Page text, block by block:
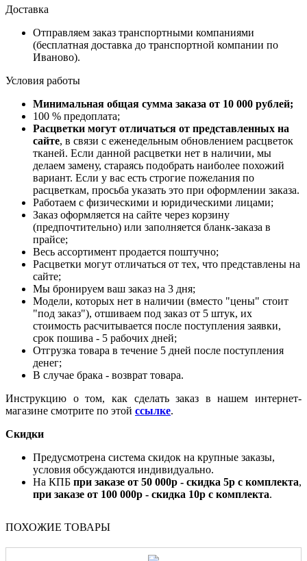
Доставка
Отправляем заказ транспортными компаниями
(бесплатная доставка до транспортной компании по
Иваново).
Условия работы
Минимальная общая сумма заказа от 10 000 рублей;
100 % предоплата;
Расцветки могут отличаться от представленных на
сайте, в связи с еженедельным обновлением расцветок
тканей. Если данной расцветки нет в наличии, мы
делаем замену, стараясь подобрать наиболее похожий
вариант. Если у вас есть строгие пожелания по
расцветкам, просьба указать это при оформлении заказа.
Работаем с физическими и юридическими лицами;
Заказ оформляется на сайте через корзину
(предпочтительно) или заполняется бланк-заказа в
прайсе;
Весь ассортимент продается поштучно;
Расцветки могут отличаться от тех, что представлены на
сайте;
Мы бронируем ваш заказ на 3 дня;
Модели, которых нет в наличии (вместо "цены" стоит
"под заказ"), отшиваем под заказ от 5 штук, их
стоимость расчитывается после поступления заявки,
срок пошива - 5 рабочих дней;
Отгрузка товара в течение 5 дней после поступления
денег;
В случае брака - возврат товара.
Инструкцию о том, как сделать заказ в нашем интернет-
магазине смотрите по этой ссылке.
Скидки
Предусмотрена система скидок на крупные заказы,
условия обсуждаются индивидуально.
На КПБ при заказе от 50 000р - скидка 5р с комплекта,
при заказе от 100 000р - скидка 10р с комплекта.
ПОХОЖИЕ ТОВАРЫ